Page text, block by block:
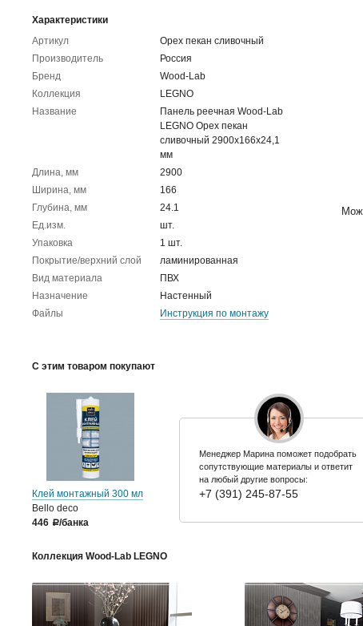
Характеристики
Артикул
Орех пекан сливочный
Производитель
Россия
Бренд
Wood-Lab
Коллекция
LEGNO
Название
Панель реечная Wood-Lab
LEGNO Орех пекан
сливочный 2900х166х24,1
мм
Длина, мм
2900
Ширина, мм
166
Глубина, мм
24.1
Ед.изм.
шт.
Упаковка
1 шт.
Покрытие/верхний слой
ламинированная
Вид материала
ПВХ
Назначение
Настенный
Файлы
Инструкция по монтажу
С этим товаром покупают
Клей монтажный 300 мл
Bello deco
446
a/банка
Менеджер Марина поможет подобрать
сопутствующие материалы и ответит
на любый другие вопросы:
+7 (391) 245-87-55
Коллекция Wood-Lab LEGNO